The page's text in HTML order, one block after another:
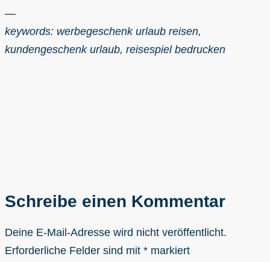
—
keywords: werbegeschenk urlaub reisen,
kundengeschenk urlaub, reisespiel bedrucken
Schreibe einen Kommentar
Deine E-Mail-Adresse wird nicht veröffentlicht.
Erforderliche Felder sind mit * markiert